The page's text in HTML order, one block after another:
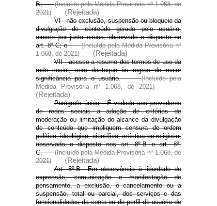
B;(Incluído pela Medida Provisória nº 1.068, de
2021)
(Rejeitada)
VI - não exclusão, suspensão ou bloqueio da
divulgação de conteúdo gerado pelo usuário,
exceto por justa causa, observado o disposto no
art. 8º-C; e(Incluído pela Medida Provisória nº
1.068, de 2021)
(Rejeitada)
VII - acesso a resumo dos termos de uso da
rede social, com destaque às regras de maior
significância para o usuário.(Incluído pela
Medida Provisória nº 1.068, de 2021)
(Rejeitada)
Parágrafo único. É vedada aos provedores
de redes sociais a adoção de critérios de
moderação ou limitação do alcance da divulgação
de conteúdo que impliquem censura de ordem
política, ideológica, científica, artística ou religiosa,
observado o disposto nos art. 8º-B e art. 8º-
C.(Incluído pela Medida Provisória nº 1.068, de
2021)
(Rejeitada)
Art. 8º-B Em observância à liberdade de
expressão, comunicação e manifestação de
pensamento, a exclusão, o cancelamento ou a
suspensão, total ou parcial, dos serviços e das
funcionalidades da conta ou do perfil de usuário de